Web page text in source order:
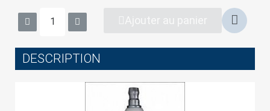
Ajouter au panier
DESCRIPTION
You need to be logged in to save products in your
wish list.